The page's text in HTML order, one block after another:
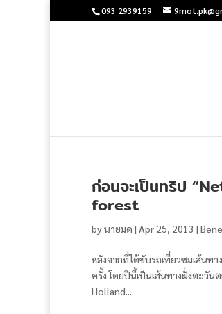
093 2939159
ก่อนจะเป็นทริป
forest
byนายมด | Apr 25, 2013 |
หลังจากที่ได้ขับรถเที่ยวชมเส้นท
ครั้ง โดยปีนี้เป็นเส้นทางฝั่งตะวั
Holland...